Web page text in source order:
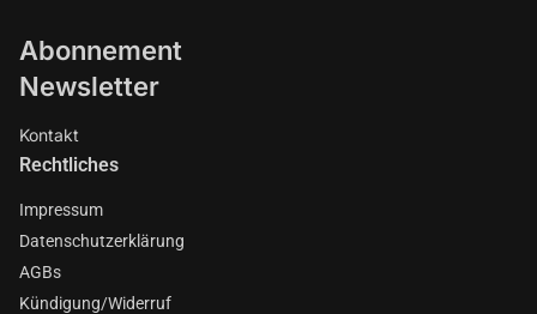
Abonnement
Newsletter
Kontakt
Rechtliches
Impressum
Datenschutzerklärung
AGBs
Kündigung/Widerruf